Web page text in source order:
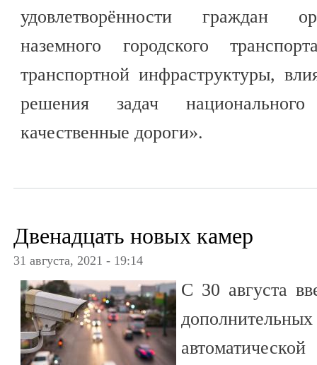
удовлетворённости граждан
наземного городского
транспортной инфраструктуры,
решения задач
качественные дороги».
Двенадцать новых камер
31 августа, 2021 - 19:14
С 30 августа